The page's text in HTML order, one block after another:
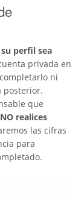
perfil sea
privada en
ni
posterior.
que
NO realices
las cifras
para